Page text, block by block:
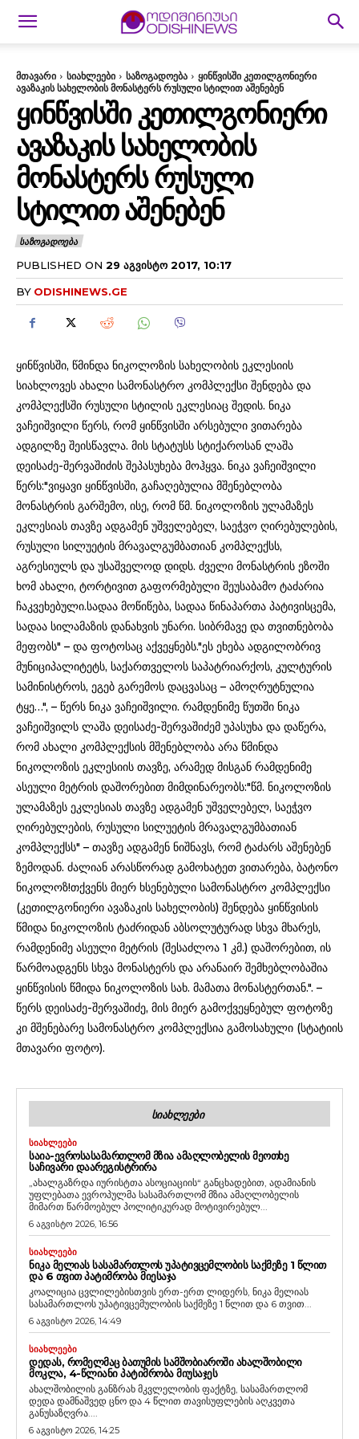
მთავარი სიახლეები საზოგადოება
ყინწვისში კეთილგონიერი
ავაზაკის სახელობის მონასტერს რუსული სტილით აშენებენ
ᲧᲘᲜᲬᲕᲘᲡᲨᲘ ᲙᲔᲗᲘᲚᲒᲝᲜᲘᲔᲠᲘ
ᲐᲕᲐᲖᲐᲙᲘᲡ ᲡᲐᲮᲔᲚᲝᲑᲘᲡ
ᲛᲝᲜᲐᲡᲢᲔᲠᲡ ᲠᲣᲡᲣᲚᲘ
ᲡᲢᲘᲚᲘᲗ ᲐᲨᲔᲜᲔᲑᲔᲜ
ᲡᲐᲖᲝᲒᲐᲓᲝᲔᲑᲐ
PUBLISHED ON 29 ᲐᲒᲕᲘᲡᲢᲝ 2017, 10:17
BY ODISHINEWS.GE
ყინწვისში, წმინდა ნიკოლოზის სახელობის ეკლესიის
სიახლოვეს ახალი სამონასტრო კომპლექსი შენდება და
კომპლექსში რუსული სტილის ეკლესიაც შედის. ნიკა
ვაჩეიშვილი წერს, რომ ყინწვისში არსებული ვითარება
ადგილზე შეისწავლა. მის სტატუსს სტიქაროსან ლაშა
დეისაძე-შერვაშიძის შეპასუხება მოჰყვა. ნიკა ვაჩეიშვილი
წერს:"ვიყავი ყინწვისში, გაჩაღებულია მშენებლობა
მონასტრის გარშემო, ისე, რომ წმ. ნიკოლოზის ულამაზეს
ეკლესიას თავზე ადგამენ უშველებელ, საეჭვო ღირებულების,
რუსული სილუეტის მრავალგუმბათიან კომპლექსს,
აგრესიულს და უსაშველოდ დიდს. ძველი მონასტრის ეზოში
ხომ ახალი, ტორტივით გაფორმებული შეუსაბამო ტაძარია
ჩაკვეხებული.სადაა მოწიწება, სადაა წინაპართა პატივისცემა,
სადაა სილამაზის დანახვის უნარი. სიბრმავე და თვითნებობა
მეფობს" – და ფოტოსაც აქვეყნებს."ეს ეხება ადგილობრივ
მუნიციპალიტეტს, საქართველოს საპატრიარქოს, კულტურის
სამინისტროს, ეგებ გარემოს დაცვასაც – ამოღრუტნულია
ტყე…", – წერს ნიკა ვაჩეიშვილი. რამდენიმე წუთში ნიკა
ვაჩეიშვილს ლაშა დეისაძე-შერვაშიძემ უპასუხა და დაწერა,
რომ ახალი კომპლექსის მშენებლობა არა წმინდა
ნიკოლოზის ეკლესიის თავზე, არამედ მისგან რამდენიმე
ასეული მეტრის დაშორებით მიმდინარეობს:"წმ. ნიკოლოზის
ულამაზეს ეკლესიას თავზე ადგამენ უშველებელ, საეჭვო
ღირებულების, რუსული სილუეტის მრავალგუმბათიან
კომპლექსს" – თავზე ადგამენ ნიშნავს, რომ ტაძარს აშენებენ
ზემოდან. ძალიან არასწორად გამოხატეთ ვითარება, ბატონო
ნიკოლოზ!თქვენს მიერ ხსენებული სამონასტრო კომპლექსი
(კეთილგონიერი ავაზაკის სახელობის) შენდება ყინწვისის
წმიდა ნიკოლოზის ტაძრიდან აბსოლუტურად სხვა მხარეს,
რამდენიმე ასეული მეტრის (შესაძლოა 1 კმ.) დაშორებით, ის
წარმოადგენს სხვა მონასტერს და არანაირ შემხებლობაშია
ყინწვისის წმიდა ნიკოლოზის სახ. მამათა მონასტერთან.". –
წერს დეისაძე-შერვაშიძე, მის მიერ გამოქვეყნებულ ფოტოზე
კი მშენებარე სამონასტრო კომპლექსია გამოსახული (სტატიის
მთავარი ფოტო).
ᲡᲘᲐᲮᲚᲔᲔᲑᲘ
ᲡᲘᲐᲮᲚᲔᲔᲑᲘ
ᲡᲐᲘᲐ-ᲔᲕᲠᲝᲡᲐᲡᲐᲛᲐᲠᲗᲚᲝᲛ ᲛᲖᲘᲐ ᲐᲛᲐᲦᲚᲝᲑᲔᲚᲘᲡ ᲛᲔᲝᲗᲮᲔ
ᲡᲐᲩᲘᲕᲐᲠᲘ ᲓᲐᲐᲠᲔᲒᲘᲡᲢᲠᲘᲠᲐ
„ახალგაზრდა იურისტთა ასოციაციის“ განცხადებით, ადამიანის
უფლებათა ევროპულმა სასამართლომ მზია ამაღლობელის
მიმართ წარმოებულ პოლიტიკურად მოტივირებულ...
6 აგვისტო 2026, 16:56
ᲡᲘᲐᲮᲚᲔᲔᲑᲘ
ᲜᲘᲙᲐ ᲛᲔᲚᲘᲐᲡ ᲡᲐᲡᲐᲛᲐᲠᲗᲚᲝᲡ ᲣᲞᲐᲢᲘᲕᲪᲔᲛᲚᲝᲑᲘᲡ ᲡᲐᲥᲛᲔᲖᲔ 1 ᲬᲚᲘᲗ
ᲓᲐ 6 ᲗᲕᲘᲗ ᲞᲐᲢᲘᲛᲠᲝᲑᲐ ᲛᲘᲔᲡᲐᲯᲐ
კოალიცია ცვლილებისთვის ერთ-ერთ ლიდერს, ნიკა მელიას
სასამართლოს უპატივცემულობის საქმეზე 1 წლით და 6 თვით...
6 აგვისტო 2026, 14:49
ᲡᲘᲐᲮᲚᲔᲔᲑᲘ
ᲓᲔᲓᲐᲡ, ᲠᲝᲛᲔᲚᲛᲐᲪ ᲑᲐᲗᲣᲛᲘᲡ ᲡᲐᲛᲨᲝᲑᲘᲐᲠᲝᲨᲘ ᲐᲮᲐᲚᲨᲝᲑᲘᲚᲘ
ᲛᲝᲙᲚᲐ, 4-ᲬᲚᲘᲐᲜᲘ ᲞᲐᲢᲘᲛᲠᲝᲑᲐ ᲛᲘᲣᲡᲐᲯᲔᲡ
ახალშობილის განზრახ მკვლელობის ფაქტზე, სასამართლომ
დედა დამნაშვედ ცნო და 4 წლით თავისუფლების აღკვეთა
განუსაზღვრა....
6 აგვისტო 2026, 14:25